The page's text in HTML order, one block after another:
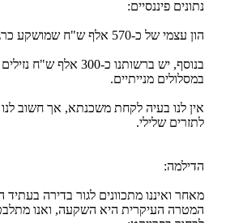
נתונים פיננסיים:
הון עצמי של כ-570 אלף ש"ח שמושקע כרגע בקרן כספית.
בנוסף, יש ברשותנו כ-300 אלף
במסלולים מנייתיים.
אין לנו בעיה לקחת משכנתא, אך חשוב
לתזרים שלילי.
הדילמה:
מאחר ואיננו מתכוונים לגור בדירה בעתיד
המטרה העיקרית היא השקעה, ואנו